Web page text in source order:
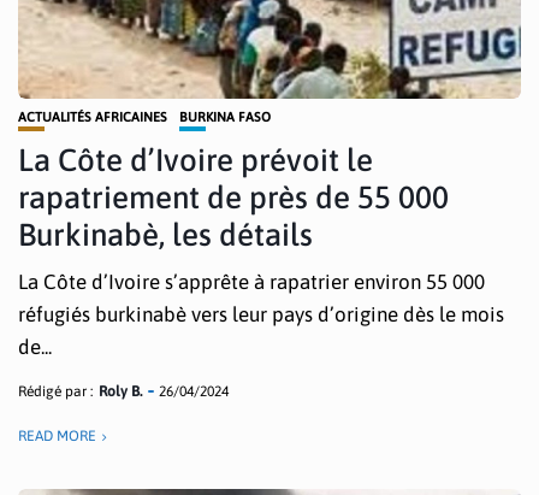
ACTUALITÉS AFRICAINES BURKINA FASO
La Côte d’Ivoire prévoit le
rapatriement de près de 55 000
Burkinabè, les détails
La Côte d’Ivoire s’apprête à rapatrier environ 55 000
réfugiés burkinabè vers leur pays d’origine dès le mois
de...
Rédigé par : Roly B. 26/04/2024
READ MORE